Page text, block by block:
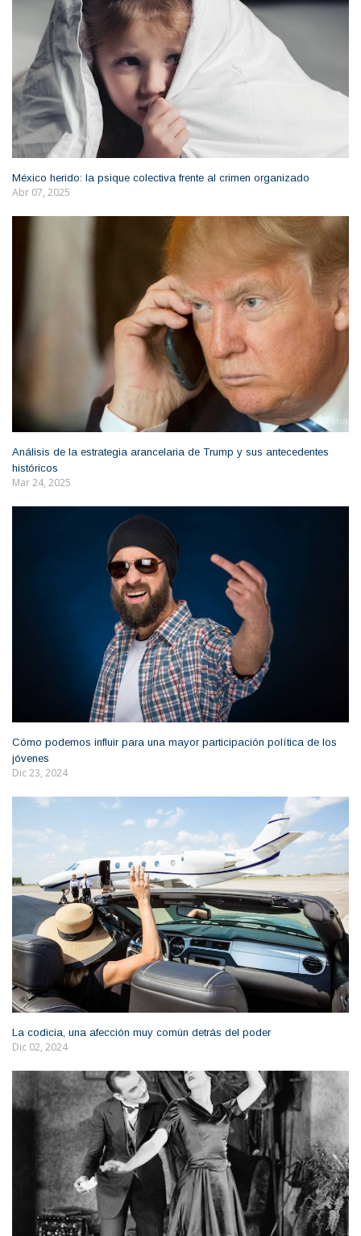
México herido: la psique colectiva frente al crimen organizado
Abr 07, 2025
Análisis de la estrategia arancelaria de Trump y sus antecedentes
históricos
Mar 24, 2025
Cómo podemos influir para una mayor participación política de los
jóvenes
Dic 23, 2024
La codicia, una afección muy común detrás del poder
Dic 02, 2024